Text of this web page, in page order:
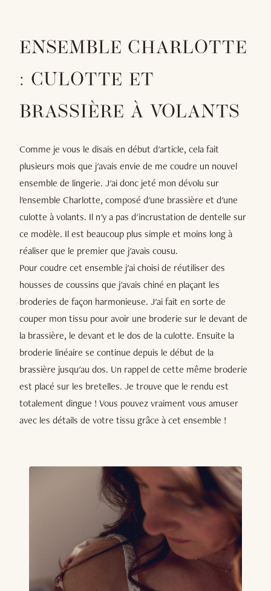
ENSEMBLE CHARLOTTE
: CULOTTE ET
BRASSIÈRE À VOLANTS
Comme je vous le disais en début d'article, cela fait
plusieurs mois que j'avais envie de me coudre un nouvel
ensemble de lingerie. J'ai donc jeté mon dévolu sur
l'ensemble Charlotte, composé d'une brassière et d'une
culotte à volants. Il n'y a pas d'incrustation de dentelle sur
ce modèle. Il est beaucoup plus simple et moins long à
réaliser que le premier que j'avais cousu.
Pour coudre cet ensemble j'ai choisi de réutiliser des
housses de coussins que j'avais chiné en plaçant les
broderies de façon harmonieuse. J'ai fait en sorte de
couper mon tissu pour avoir une broderie sur le devant de
la brassière, le devant et le dos de la culotte. Ensuite la
broderie linéaire se continue depuis le début de la
brassière jusqu'au dos. Un rappel de cette même broderie
est placé sur les bretelles. Je trouve que le rendu est
totalement dingue ! Vous pouvez vraiment vous amuser
avec les détails de votre tissu grâce à cet ensemble !